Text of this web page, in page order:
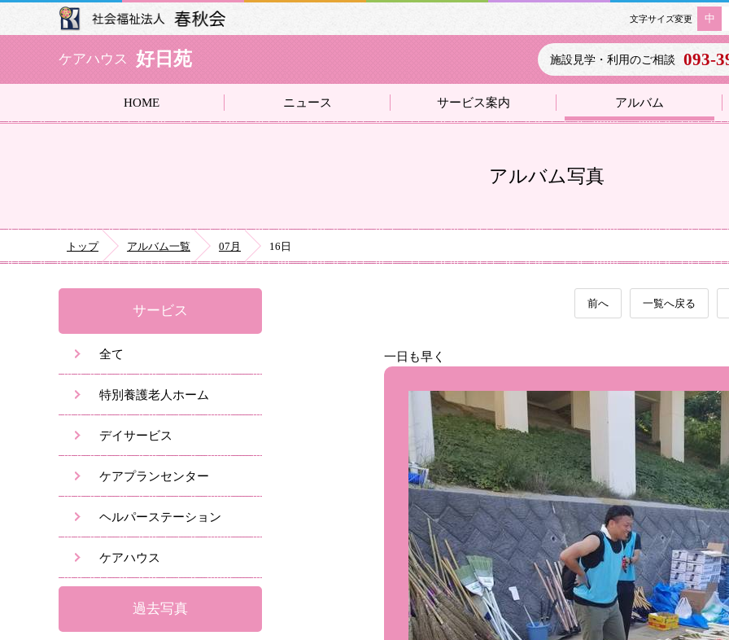
文字サイズ変更 中
ケアハウス 好日苑 施設見学・利用のご相談 093-
HOME ニュース サービス案内 アルバム
アルバム写真
トップ アルバム一覧 07月 16日
サービス
全て
特別養護老人ホーム
デイサービス
ケアプランセンター
ヘルパーステーション
ケアハウス
過去写真
前へ 一覧へ戻る
一日も早く